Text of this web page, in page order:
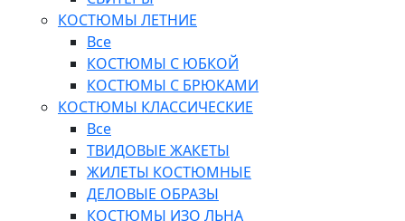
КОСТЮМЫ ЛЕТНИЕ
Все
КОСТЮМЫ С ЮБКОЙ
КОСТЮМЫ С БРЮКАМИ
КОСТЮМЫ КЛАССИЧЕСКИЕ
Все
ТВИДОВЫЕ ЖАКЕТЫ
ЖИЛЕТЫ КОСТЮМНЫЕ
ДЕЛОВЫЕ ОБРАЗЫ
КОСТЮМЫ ИЗО ЛЬНА